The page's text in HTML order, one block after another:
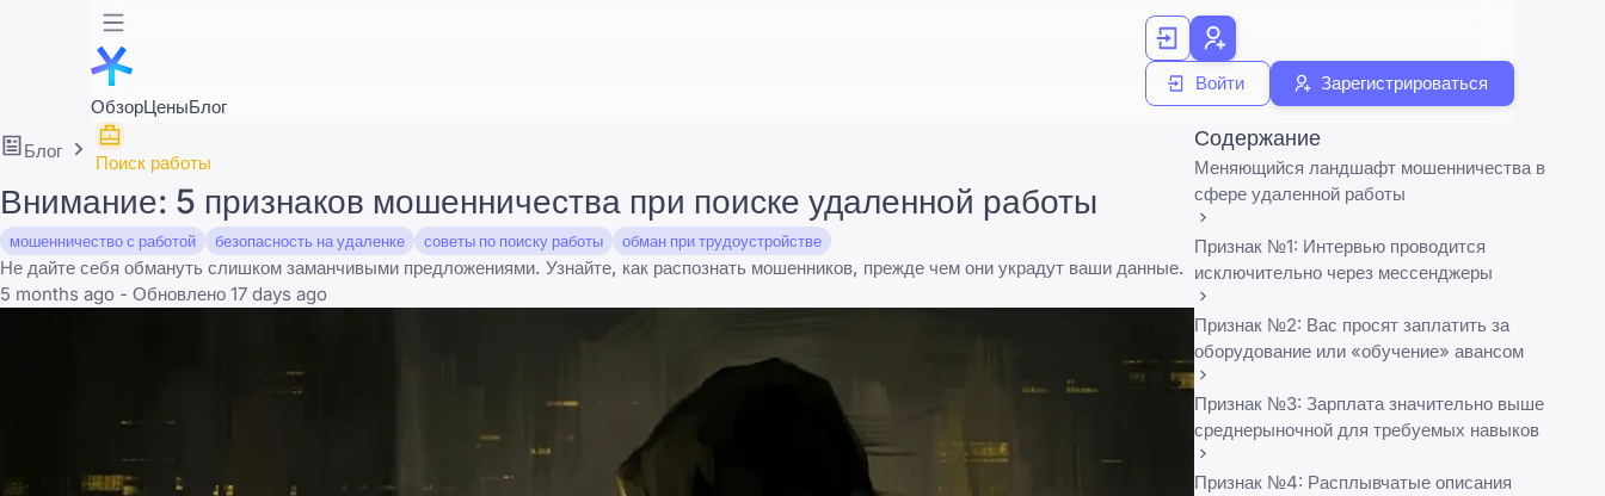
ОбзорЦеныБлог
Войти Зарегистрироваться
Блог
Поиск работы
Внимание: 5 признаков мошенничества при поиске удаленной работы
мошенничество с работой безопасность на удаленке советы по поиску работы обман при трудоустройстве
Не дайте себя обмануть слишком заманчивыми предложениями. Узнайте, как распознать мошенников, прежде чем они украдут ваши данные.
5 months ago - Обновлено 17 days ago
Содержание
Меняющийся ландшафт мошенничества в
сфере удаленной работы
Признак №1: Интервью проводится
исключительно через мессенджеры
Признак №2: Вас просят заплатить за
оборудование или «обучение» авансом
Признак №3: Зарплата значительно выше
среднерыночной для требуемых навыков
Признак №4: Расплывчатые описания